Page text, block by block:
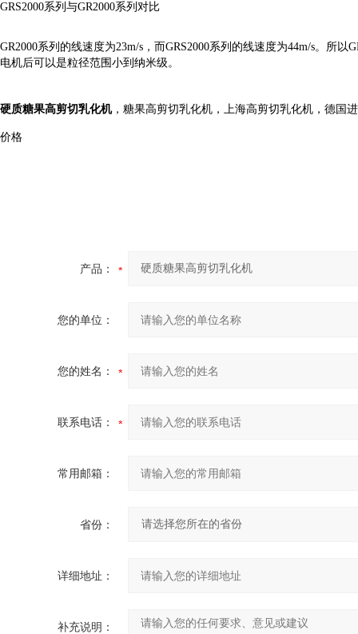
GRS2000系列与GR2000系列对比
GR2000系列的线速度为23m/s，而GRS2000系列的线速度为44m/s。所
电机后可以是粒径范围小到纳米级。
硬质糖果高剪切乳化机，糖果高剪切乳化机，上海高剪切乳化机，德国
价格
产品：
您的单位：
您的姓名：
联系电话：
常用邮箱：
省份：
详细地址：
补充说明：